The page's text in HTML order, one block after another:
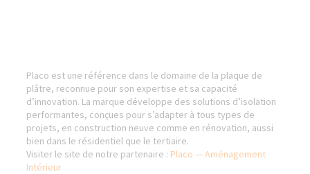
Placo est une référence dans le domaine de la plaque de
plâtre, reconnue pour son expertise et sa capacité
d’innovation. La marque développe des solutions d’isolation
performantes, conçues pour s’adapter à tous types de
projets, en construction neuve comme en rénovation, aussi
bien dans le résidentiel que le tertiaire.
Visiter le site de notre partenaire : Placo — Aménagement
Intérieur